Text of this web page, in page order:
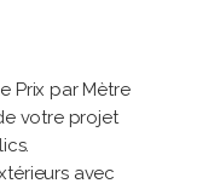
Prix par Mètre
votre projet
avec